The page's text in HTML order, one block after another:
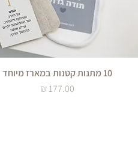
10 מתנות קטנות במארז מיוחד
מחיר